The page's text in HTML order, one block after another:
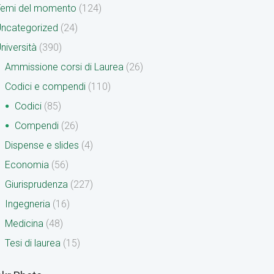
del momento (124)
(24)
(390)
Ammissione corsi di Laurea (26)
Codici e compendi (110)
Codici (85)
Compendi (26)
Dispense e slides (4)
Economia (56)
Giurisprudenza (227)
Ingegneria (16)
Medicina (48)
Tesi di laurea (15)